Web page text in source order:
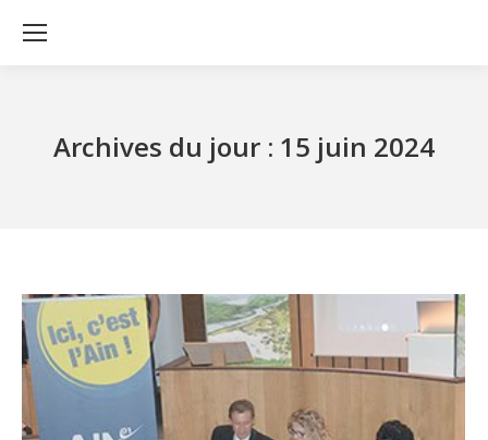
Archives du jour : 15 juin 2024